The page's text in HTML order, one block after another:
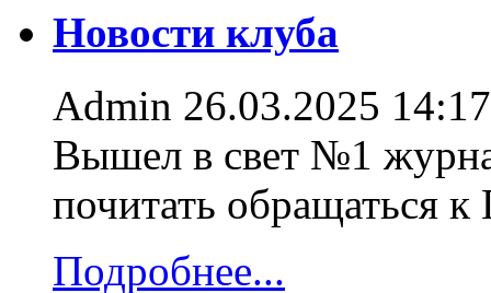
Новости клуба
Admin 26.03.2025 14:17
Вышел в свет №1
почитать обращаться
Подробнее...